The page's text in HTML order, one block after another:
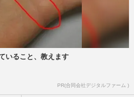
いること、教えます
PR(合同会社デジタルファーム )